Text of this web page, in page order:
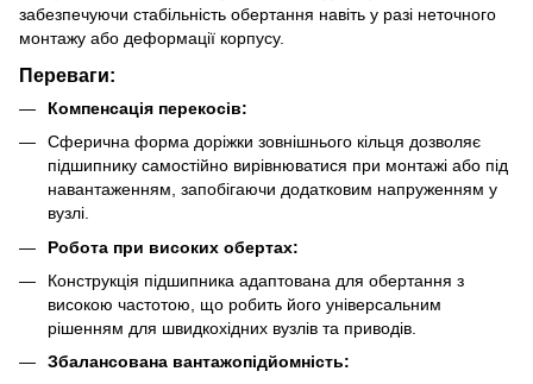
забезпечуючи стабільність обертання навіть у разі неточного
монтажу або деформації корпусу.
Переваги:
Компенсація перекосів:
Сферична форма доріжки зовнішнього кільця дозволяє
підшипнику самостійно вирівнюватися при монтажі або під
навантаженням, запобігаючи додатковим напруженням у
вузлі.
Робота при високих обертах:
Конструкція підшипника адаптована для обертання з
високою частотою, що робить його універсальним
рішенням для швидкохідних вузлів та приводів.
Збалансована вантажопідйомність: